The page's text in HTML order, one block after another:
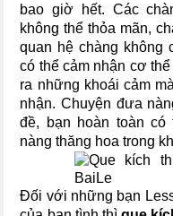
bao giờ hết. Các
không thể thỏa mãn,
quan hệ chàng không
có thể cảm nhận cơ
ra những khoái cảm
nhận. Chuyện đưa
đề, bạn hoàn toàn có
nàng thăng hoa trong
Đối với những bạn